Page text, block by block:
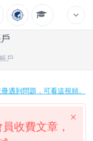
戶
遇到問題，可看這視頻。
收費文章，